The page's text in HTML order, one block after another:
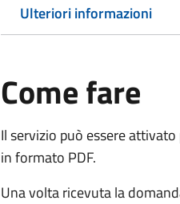
Ulteriori informazioni
Come fare
Il servizio può essere
in formato PDF.
Una volta ricevuta la